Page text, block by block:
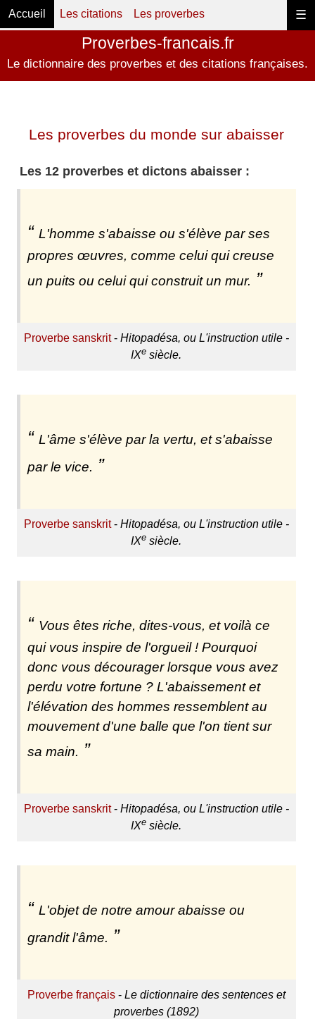
☰
Accueil Les citations Les proverbes
Proverbes-francais.fr
Le dictionnaire des proverbes et des citations françaises.
Les proverbes du monde sur abaisser
Les 12 proverbes et dictons abaisser :
L'homme s'abaisse ou s'élève par ses
propres œuvres, comme celui qui creuse
un puits ou celui qui construit un mur.
Proverbe sanskrit- Hitopadésa, ou L'instruction utile -
IXe siècle.
L'âme s'élève par la vertu, et s'abaisse
par le vice.
Proverbe sanskrit- Hitopadésa, ou L'instruction utile -
IXe siècle.
Vous êtes riche, dites-vous, et voilà ce
qui vous inspire de l'orgueil ! Pourquoi
donc vous décourager lorsque vous avez
perdu votre fortune ? L'abaissement et
l'élévation des hommes ressemblent au
mouvement d'une balle que l'on tient sur
sa main.
Proverbe sanskrit- Hitopadésa, ou L'instruction utile -
IXe siècle.
L'objet de notre amour abaisse ou
grandit l'âme.
Proverbe français- Le dictionnaire des sentences et
proverbes (1892)